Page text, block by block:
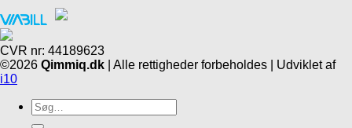
CVR nr: 44189623
©2026 Qimmiq.dk | Alle rettigheder forbeholdes | Udviklet af
i10
Søg
efter: